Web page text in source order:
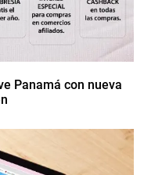
Panamá con nueva